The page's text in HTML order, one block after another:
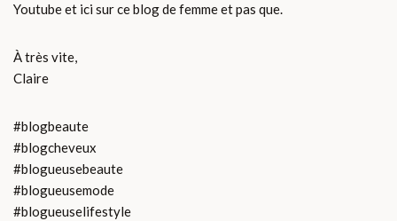
Youtube et ici sur ce blog de femme et pas que.
À très vite,
Claire
#blogbeaute
#blogcheveux
#blogueusebeaute
#blogueusemode
#blogueuselifestyle